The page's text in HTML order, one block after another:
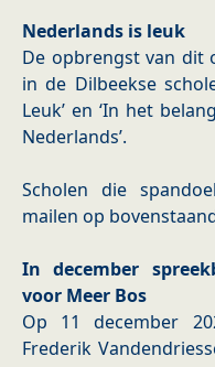
Nederlands is leuk
De opbrengst van dit
in de Dilbeekse
Leuk’ en ‘In het
Nederlands’.
Scholen die
mailen op
In december
voor Meer Bos
Op 11 december
Frederik